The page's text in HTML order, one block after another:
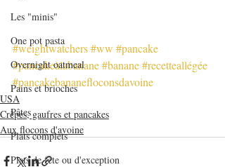
Les "minis"
One pot pasta
Overnight oatmeal
Pains et brioches
Pâtes
Plats complets
Plats de fête ou d'exception
#weightwatchers#ww #pancake
#pancakeàlabanane#banane#recetteallégée
#pancakebananefloconsdavoine
USA
Crêpes, gaufres et pancakes
Aux flocons d'avoine